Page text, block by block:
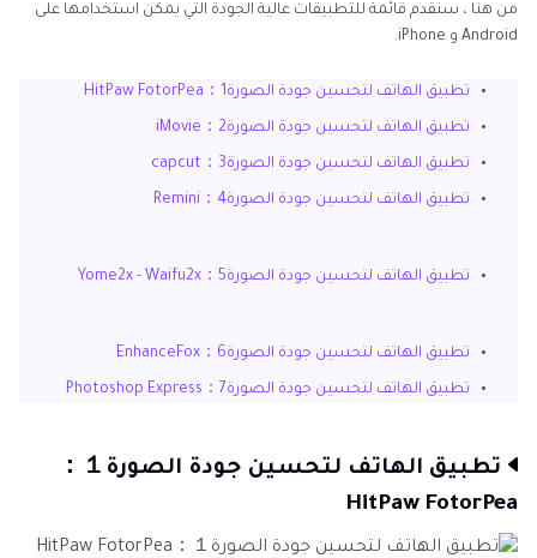
من هنا ، سنقدم قائمة للتطبيقات عالية الجودة التي يمكن استخدامها على
Android و iPhone.
تطبيق الهاتف لتحسين جودة الصورة1：HitPaw FotorPea
تطبيق الهاتف لتحسين جودة الصورة2：iMovie
تطبيق الهاتف لتحسين جودة الصورة3：capcut
تطبيق الهاتف لتحسين جودة الصورة4：Remini
تطبيق الهاتف لتحسين جودة الصورة5：Yome2x - Waifu2x
تطبيق الهاتف لتحسين جودة الصورة6：EnhanceFox
تطبيق الهاتف لتحسين جودة الصورة7：Photoshop Express
تطبيق الهاتف لتحسين جودة الصورة１：
HitPaw FotorPea